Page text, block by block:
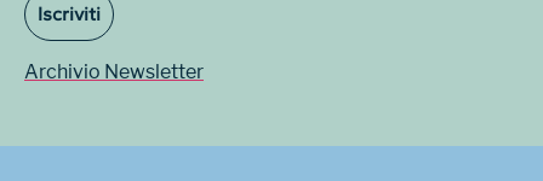
Iscriviti
Archivio Newsletter